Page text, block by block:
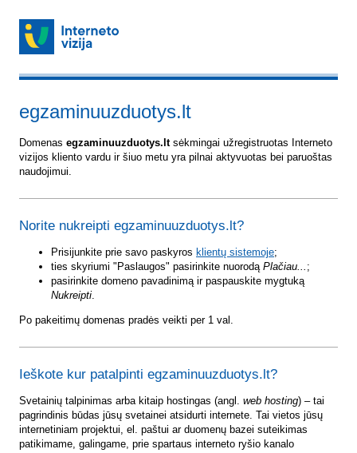
egzaminuuzduotys.lt
Domenas egzaminuuzduotys.ltsėkmingai užregistruotas Interneto
vizijos kliento vardu ir šiuo metu yra pilnai aktyvuotas bei paruoštas
naudojimui.
Norite nukreipti egzaminuuzduotys.lt?
Prisijunkite prie savo paskyros klientų sistemoje;
ties skyriumi "Paslaugos" pasirinkite nuorodą Plačiau... ;
pasirinkite domeno pavadinimą ir paspauskite mygtuką
Nukreipti.
Po pakeitimų domenas pradės veikti per 1 val.
Ieškote kur patalpinti egzaminuuzduotys.lt?
Svetainių talpinimas arba kitaip hostingas (angl. web hosting) – tai
pagrindinis būdas jūsų svetainei atsidurti internete. Tai vietos jūsų
internetiniam projektui, el. paštui ar duomenų bazei suteikimas
patikimame, galingame, prie spartaus interneto ryšio kanalo